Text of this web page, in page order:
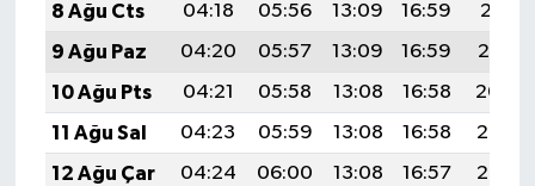
8 Ağu Cts
04:18 05:56 13:09 16:59
20:11
9 Ağu Paz
04:20 05:57 13:09 16:59
20:10
10 Ağu Pts
04:21 05:58 13:08 16:58
20:09
11 Ağu Sal
04:23 05:59 13:08 16:58
20:08
12 Ağu Çar
04:24 06:00 13:08 16:57
20:06